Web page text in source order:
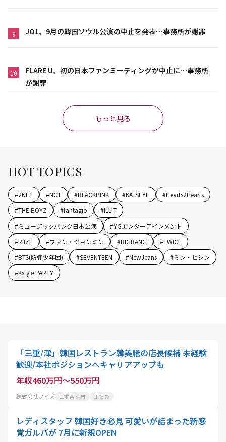
9 JO1、9月の韓国ソウル公演の中止を発表…事務所が謝罪
10
FLARE U、初の日本ファンミーティングが中止に…事務所
が謝罪
もっと見る
HOT TOPICS
#2NE1 #NCT #BLACKPINK #KATSEYE #Hearts2Hearts
#THE BOYZ #fantagio #ILLIT
#ミュージックバンク日本公演 #YGエンターテインメント
#RIIZE #ファン・ジョンミン #BIGBANG #TWICE
#BTS(防弾少年団) #SEVENTEEN #NewJeans #ミン・ヒジン
#Kstyle PARTY
「三重/津」韓国レストラン韓美膳の店長候補 未経験
歓迎/本社ポジションへキャリアアップも
年収460万円～550万円
株式会社ワイズ 三重県 津市 正社員
レディスタッフ 韓国好き必見 可愛いが詰まった新感
覚ガルバが 7月に新規OPEN